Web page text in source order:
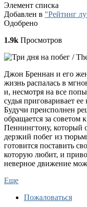
Элемент списка
Добавлен в "Рейтинг
Одобрено
1.9k Просмотров
Джон Бреннан и его
жизнь распалась в
и, несмотря на все
судья приговаривает
Будучи преисполнен
обращается за
Пеннингтону, который
дерзкий побег из
готовится поставить
которую любит, и
неверное движение
Еще
Пожаловаться